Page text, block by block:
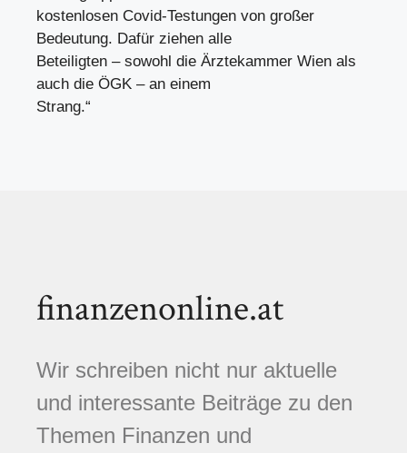
kostenlosen Covid-Testungen von großer
Bedeutung. Dafür ziehen alle
Beteiligten – sowohl die Ärztekammer Wien als
auch die ÖGK – an einem
Strang.“
finanzenonline.at
Wir schreiben nicht nur aktuelle
und interessante Beiträge zu den
Themen Finanzen und